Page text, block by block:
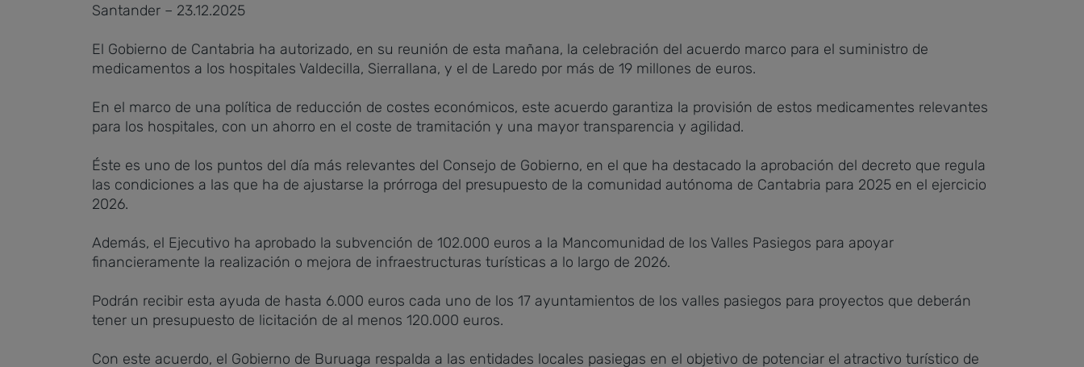
Santander – 23.12.2025
El Gobierno de Cantabria ha autorizado, en su reunión de esta mañana, la celebración del acuerdo marco para el suministro de
medicamentos a los hospitales Valdecilla, Sierrallana, y el de Laredo por más de 19 millones de euros.
En el marco de una política de reducción de costes económicos, este acuerdo garantiza la provisión de estos medicamentes relevantes
para los hospitales, con un ahorro en el coste de tramitación y una mayor transparencia y agilidad.
Éste es uno de los puntos del día más relevantes del Consejo de Gobierno, en el que ha destacado la aprobación del decreto que regula
las condiciones a las que ha de ajustarse la prórroga del presupuesto de la comunidad autónoma de Cantabria para 2025 en el ejercicio
2026.
Además, el Ejecutivo ha aprobado la subvención de 102.000 euros a la Mancomunidad de los Valles Pasiegos para apoyar
financieramente la realización o mejora de infraestructuras turísticas a lo largo de 2026.
Podrán recibir esta ayuda de hasta 6.000 euros cada uno de los 17 ayuntamientos de los valles pasiegos para proyectos que deberán
tener un presupuesto de licitación de al menos 120.000 euros.
Con este acuerdo, el Gobierno de Buruaga respalda a las entidades locales pasiegas en el objetivo de potenciar el atractivo turístico de